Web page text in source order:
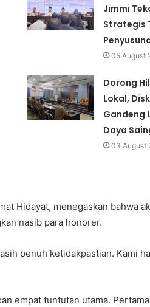
Jimmi
Strategis
05 August
Dorong
Lokal,
Gandeng
Daya
03 August
Hidayat, menegaskan bahwa
nasib para honorer.
penuh ketidakpastian. Kami
empat tuntutan utama.